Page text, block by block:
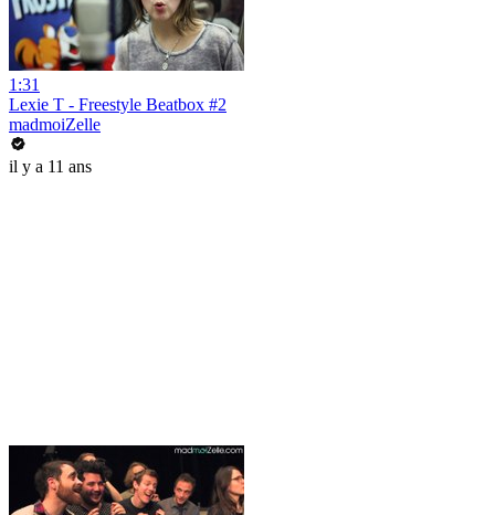
1:31
Lexie T - Freestyle Beatbox #2
madmoiZelle
il y a 11 ans